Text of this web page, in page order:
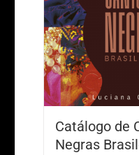
Catálogo de
Negras